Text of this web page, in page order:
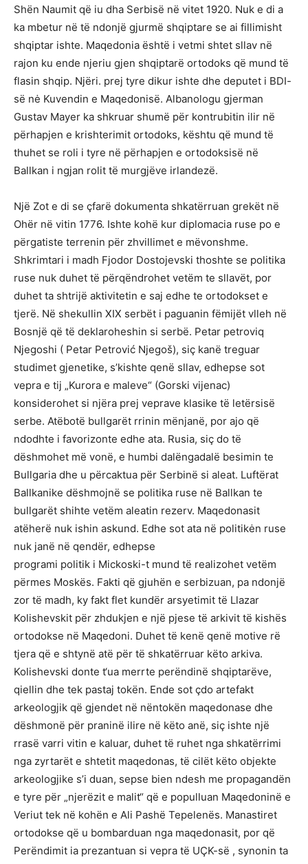
Shën Naumit që iu dha Serbisë në vitet 1920. Nuk e di a
ka mbetur në të ndonjë gjurmë shqiptare se ai fillimisht
shqiptar ishte. Maqedonia është i vetmi shtet sllav në
rajon ku ende njeriu gjen shqiptarë ortodoks që mund të
flasin shqip. Njëri. prej tyre dikur ishte dhe deputet i BDI-
së nė Kuvendin e Maqedonisë. Albanologu gjerman
Gustav Mayer ka shkruar shumë për kontrubitin ilir në
përhapjen e krishterimit ortodoks, kështu që mund të
thuhet se roli i tyre në përhapjen e ortodoksisë në
Ballkan i ngjan rolit të murgjëve irlandezë.
Një Zot e di se çfarë dokumenta shkatërruan grekët në
Ohër në vitin 1776. Ishte kohë kur diplomacia ruse po e
përgatiste terrenin për zhvillimet e mëvonshme.
Shkrimtari i madh Fjodor Dostojevski thoshte se politika
ruse nuk duhet të përqëndrohet vetëm te sllavët, por
duhet ta shtrijë aktivitetin e saj edhe te ortodokset e
tjerë. Në shekullin XIX serbët i paguanin fëmijët vlleh në
Bosnjë që të deklaroheshin si serbë. Petar petroviq
Njegoshi ( Petar Petrović Njegoš), siç kanë treguar
studimet gjenetike, s’kishte qenë sllav, edhepse sot
vepra e tij „Kurora e maleve“ (Gorski vijenac)
konsiderohet si njëra prej veprave klasike të letërsisë
serbe. Atëbotë bullgarët rrinin mënjanë, por ajo që
ndodhte i favorizonte edhe ata. Rusia, siç do të
dëshmohet më vonë, e humbi dalëngadalë besimin te
Bullgaria dhe u përcaktua për Serbinë si aleat. Luftërat
Ballkanike dëshmojnë se politika ruse në Ballkan te
bullgarët shihte vetëm aleatin rezerv. Maqedonasit
atëherë nuk ishin askund. Edhe sot ata në politikėn ruse
nuk janë në qendër, edhepse
programi politik i Mickoski-t mund të realizohet vetëm
përmes Moskës. Fakti që gjuhën e serbizuan, pa ndonjë
zor të madh, ky fakt flet kundër arsyetimit të Llazar
Kolishevskit për zhdukjen e një pjese të arkivit të kishës
ortodokse në Maqedoni. Duhet të kenë qenë motive rë
tjera që e shtynë atë për të shkatërruar këto arkiva.
Kolishevski donte t‘ua merrte perëndinë shqiptarëve,
qiellin dhe tek pastaj tokën. Ende sot çdo artefakt
arkeologjik që gjendet në nëntokën maqedonase dhe
dëshmonë për praninë ilire në këto anë, siç ishte një
rrasë varri vitin e kaluar, duhet të ruhet nga shkatërrimi
nga zyrtarët e shtetit maqedonas, të cilët këto objekte
arkeologjike s’i duan, sepse bien ndesh me propagandën
e tyre për „njerëzit e malit“ që e populluan Maqedoninë e
Veriut tek në kohën e Ali Pashë Tepelenës. Manastiret
ortodokse që u bombarduan nga maqedonasit, por që
Perëndimit ia prezantuan si vepra të UÇK-së , synonin ta